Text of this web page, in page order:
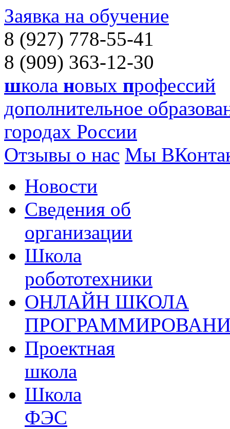
Заявка на обучение
8 (927) 778-55-41
8 (909) 363-12-30
школа новых профессий
дополнительное
городах России
Отзывы о нас Мы
Новости
Сведения об
организации
Школа
робототехники
ОНЛАЙН ШКОЛА
Проектная
школа
Школа
ФЭС